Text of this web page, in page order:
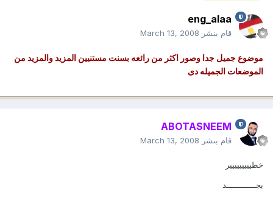
eng_alaa
قام بنشر March 13, 2008
موضوع جميل جدا وصور اكثر من رائعه بسنت مستنيين المزيد والمزيد من
الموضعات الجميله دى
ABOTASNEEM
قام بنشر March 13, 2008
خطييييييييير
بجــــــــــــد